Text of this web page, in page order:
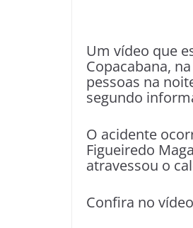
Um vídeo que
Copacabana,
pessoas na
segundo
O acidente
Figueiredo
atravessou o
Confira no